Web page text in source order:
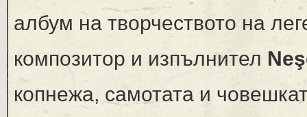
албум на творчеството на
композитор и изпълнител
копнежа, самотата и